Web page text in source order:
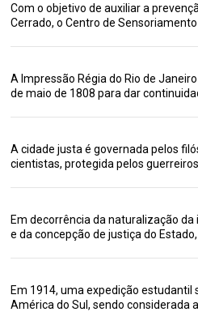
Com o objetivo de auxiliar a
Cerrado, o Centro de
A Impressão Régia do Rio de
de maio de 1808 para dar
A cidade justa é governada pelos
cientistas, protegida pelos
Em decorrência da naturalização
e da concepção de justiça do
Em 1914, uma expedição estudantil
América do Sul, sendo considerada